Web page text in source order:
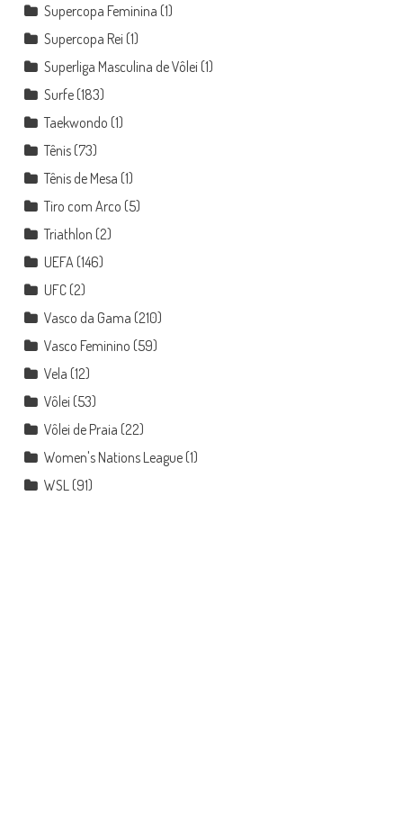
Supercopa Feminina (1)
Supercopa Rei (1)
Superliga Masculina de Vôlei (1)
Surfe(183)
Taekwondo (1)
Tênis(73)
Tênis de Mesa (1)
Tiro com Arco (5)
Triathlon (2)
UEFA (146)
UFC(2)
Vasco da Gama (210)
Vasco Feminino (59)
Vela (12)
Vôlei (53)
Vôlei de Praia (22)
Women's Nations League(1)
WSL (91)